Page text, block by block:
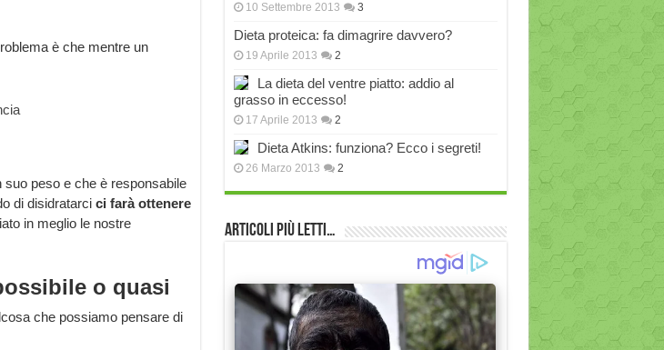
è che mentre un
peso e che è responsabile
di disidratarci ci farà ottenere
in meglio le nostre
o quasi
che possiamo pensare di
10 Settembre 2013 3
Dieta proteica: fa dimagrire davvero?
19 Aprile 2013 2
La dieta del ventre piatto: addio al
grasso in eccesso!
17 Aprile 2013 2
Dieta Atkins: funziona? Ecco i segreti!
26 Marzo 2013 2
Articoli più Letti…